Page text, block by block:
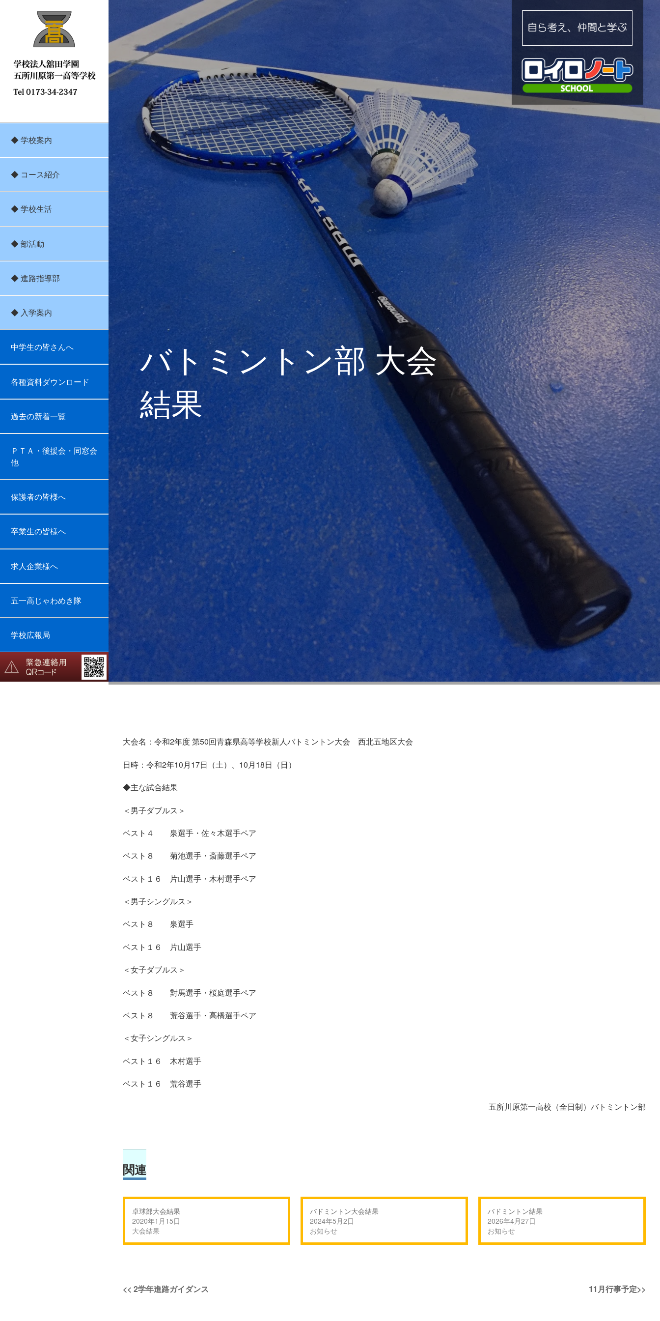
◆ 学校案内
◆ コース紹介
◆ 学校生活
◆ 部活動
◆ 進路指導部
◆ 入学案内
中学生の皆さんへ
各種資料ダウンロード
過去の新着一覧
ＰＴＡ・後援会・同窓会
他
保護者の皆様へ
卒業生の皆様へ
求人企業様へ
五一高じゃわめき隊
学校広報局
バトミントン部 大会
結果
大会名：令和2年度 第50回青森県高等学校新人バトミントン大会 西北五地区大会
日時：令和2年10月17日（土）、10月18日（日）
◆主な試合結果
＜男子ダブルス＞
ベスト４ 泉選手・佐々木選手ペア
ベスト８ 菊池選手・斎藤選手ペア
ベスト１６ 片山選手・木村選手ペア
＜男子シングルス＞
ベスト８ 泉選手
ベスト１６ 片山選手
＜女子ダブルス＞
ベスト８ 對馬選手・桜庭選手ペア
ベスト８ 荒谷選手・高橋選手ペア
＜女子シングルス＞
ベスト１６ 木村選手
ベスト１６ 荒谷選手
五所川原第一高校（全日制）バトミントン部
関連
卓球部大会結果
2020年1月15日
大会結果
バドミントン大会結果
2024年5月2日
お知らせ
バドミントン結果
2026年4月27日
お知らせ
投
<< 過
2学年進路ガイダンス
次
11月行事予定>>